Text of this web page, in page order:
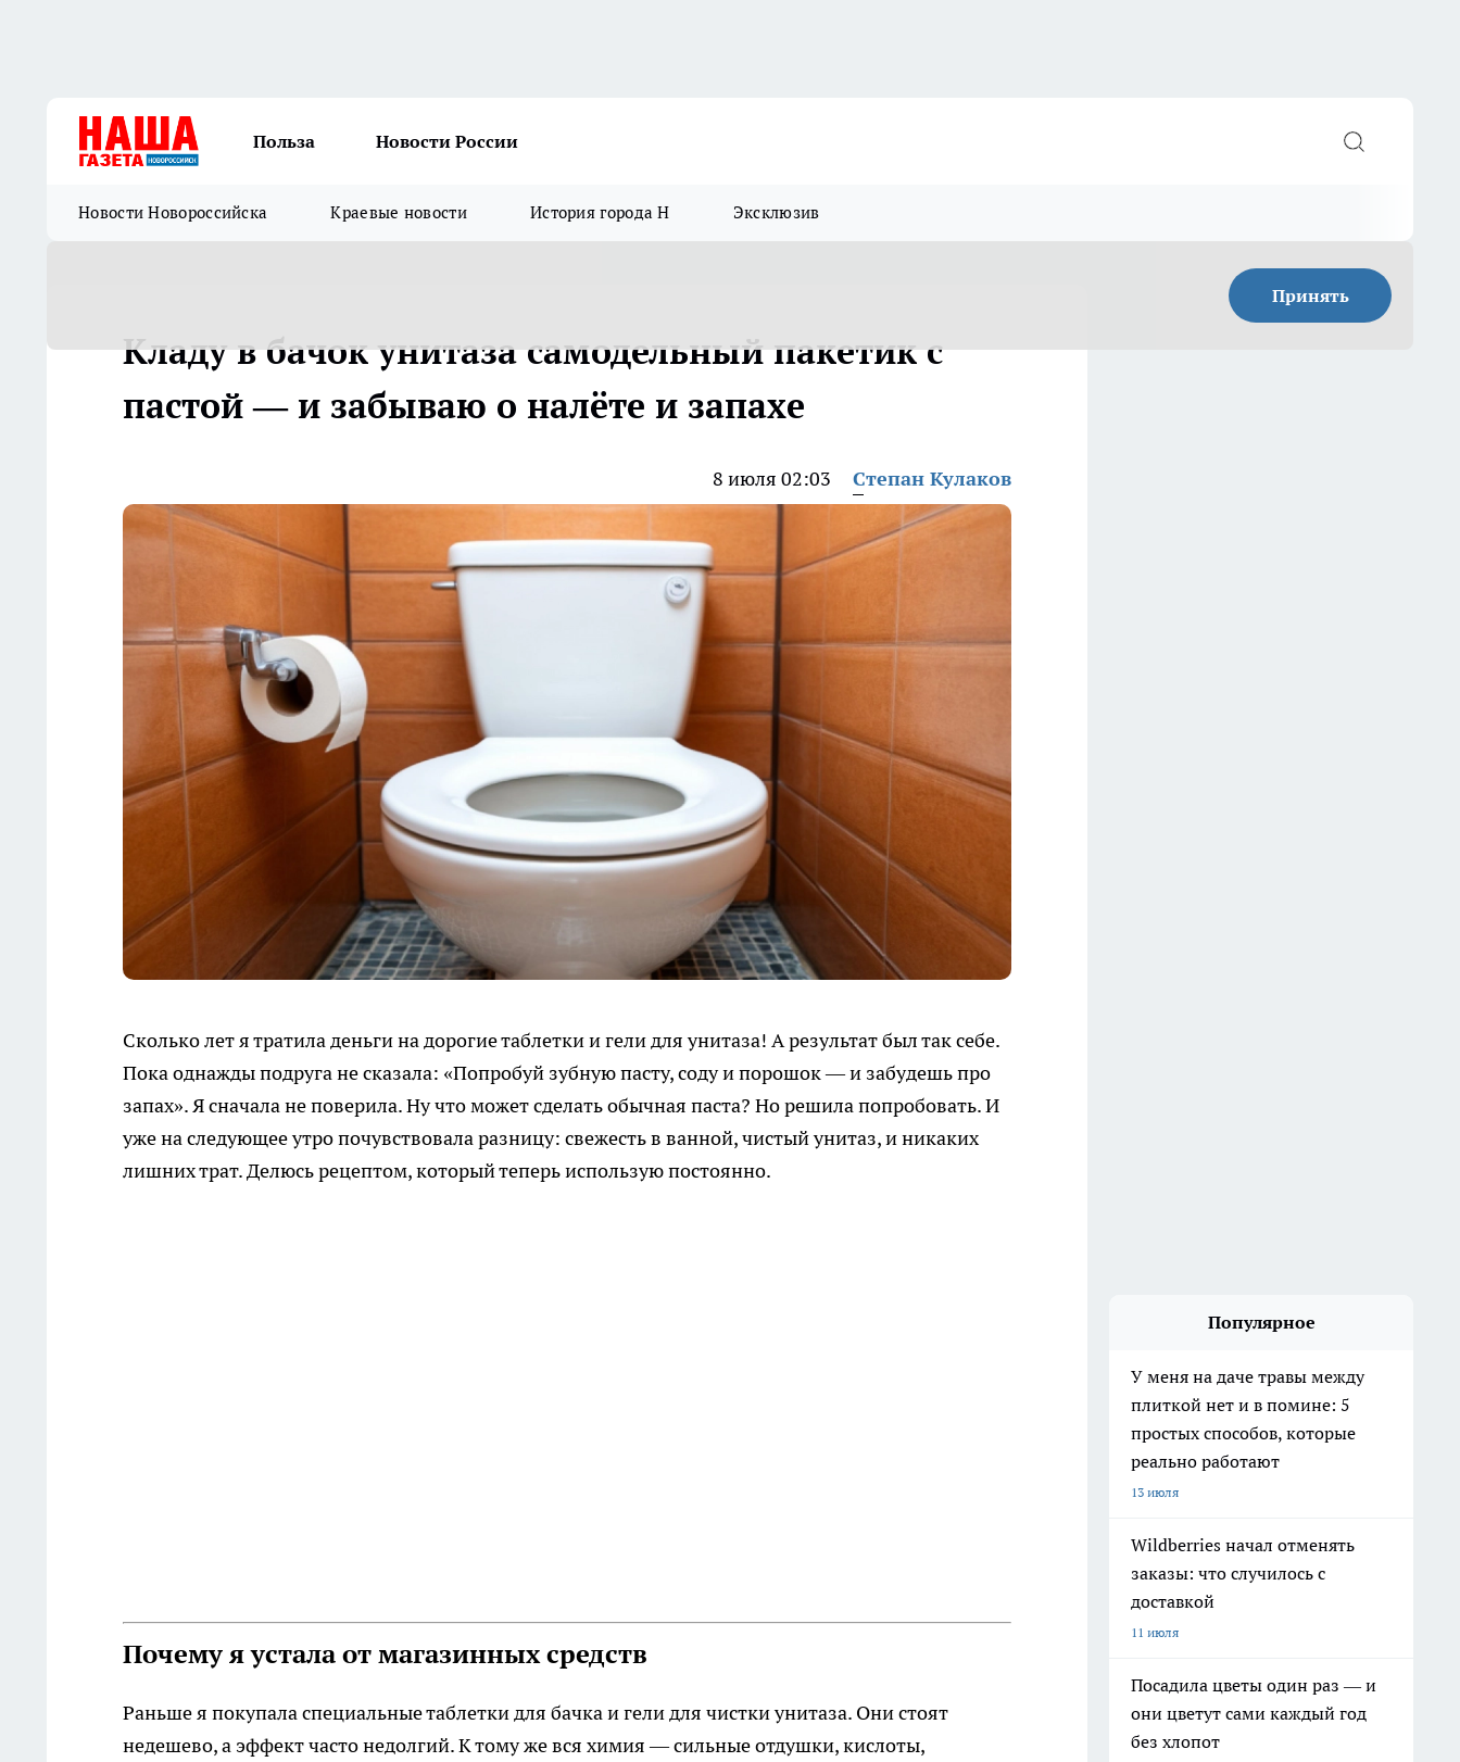
Польза Новости России
Новости Новороссийска Краевые новости История города Н Эксклюзив
Принять
Кладу в бачок унитаза самодельный пакетик с
пастой — и забываю о налёте и запахе
8 июля 02:03 Степан Кулаков
Сколько лет я тратила деньги на дорогие таблетки и гели для унитаза! А результат был так себе.
Пока однажды подруга не сказала: «Попробуй зубную пасту, соду и порошок — и забудешь про
запах». Я сначала не поверила. Ну что может сделать обычная паста? Но решила попробовать. И
уже на следующее утро почувствовала разницу: свежесть в ванной, чистый унитаз, и никаких
лишних трат. Делюсь рецептом, который теперь использую постоянно.
Почему я устала от магазинных средств
Раньше я покупала специальные таблетки для бачка и гели для чистки унитаза. Они стоят
недешево, а эффект часто недолгий. К тому же вся химия — сильные отдушки, кислоты,
Популярное
У меня на даче травы между
плиткой нет и в помине: 5
простых способов, которые
реально работают
13 июля
Wildberries начал отменять
заказы: что случилось с
доставкой
11 июля
Посадила цветы один раз — и
они цветут сами каждый год
без хлопот